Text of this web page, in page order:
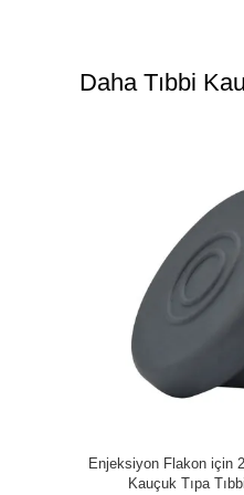
Daha Tıbbi
Enjeksiyon Şişeleri
Tıpalar 13mm Cam